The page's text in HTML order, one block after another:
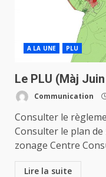
A LA UNE PLU
Le PLU (Màj
Communication
Consulter le
Consulter le plan
zonage Centre
Lire la suite